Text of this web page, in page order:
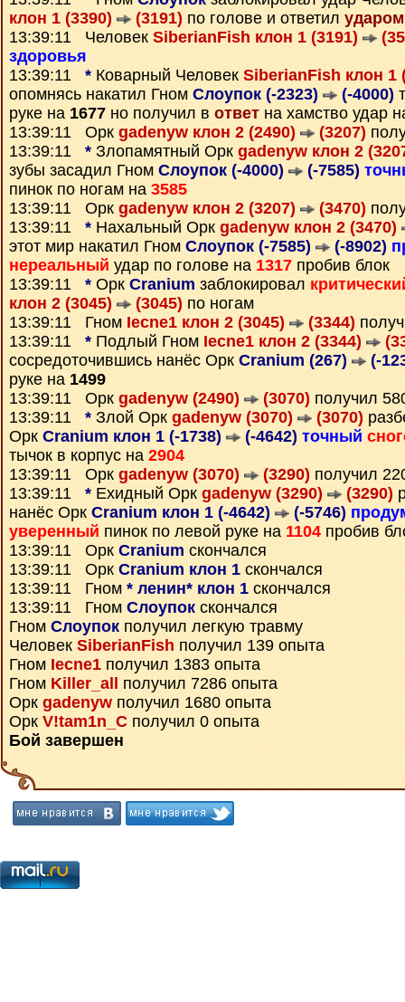
клон 1 (3390)
(3191) по голове и ответил ударом
13:39:11 Человек SiberianFish клон 1 (3191)
здоровья
13:39:11 * Коварный Человек SiberianFish клон 1
опомнясь накатил Гном Слоупок (-2323) (-4000)
руке на 1677 но получил в ответ на хамство удар
13:39:11 Орк gadenyw клон 2 (2490) (3207)
13:39:11 * Злопамятный Орк gadenyw клон 2
зубы засадил Гном Слоупок (-4000) (-7585)
пинок по ногам на 3585
13:39:11 Орк gadenyw клон 2 (3207) (3470)
13:39:11 * Нахальный Орк gadenyw клон 2 (3470)
этот мир накатил Гном Слоупок (-7585) (-8902)
нереальный удар по голове на 1317 пробив блок
13:39:11 * Орк Cranium заблокировал
клон 2 (3045)
(3045) по ногам
13:39:11 Гном Iecne1 клон 2 (3045) (3344)
13:39:11 * Подлый Гном Iecne1 клон 2 (3344)
сосредоточившись нанёс Орк Cranium (267)
(-
руке на 1499
13:39:11 Орк gadenyw (2490) (3070) получил
13:39:11 * Злой Орк gadenyw (3070) (3070)
Орк Cranium клон 1 (-1738) (-4642) точный
тычок в корпус на 2904
13:39:11 Орк gadenyw (3070) (3290) получил
13:39:11 * Ехидный Орк gadenyw (3290) (3290)
нанёс Орк Cranium клон 1 (-4642) (-5746)
уверенный пинок по левой руке на 1104 пробив
13:39:11 Орк Cranium скончался
13:39:11 Орк Cranium клон 1 скончался
13:39:11 Гном * ленин* клон 1 скончался
13:39:11 Гном Слоупок скончался
Гном Слоупок получил легкую травму
Человек SiberianFish получил 139 опыта
Гном Iecne1 получил 1383 опыта
Гном Killer_all
получил 7286 опыта
Орк gadenyw получил 1680 опыта
Орк V!tam1n_C получил 0 опыта
Бой завершен